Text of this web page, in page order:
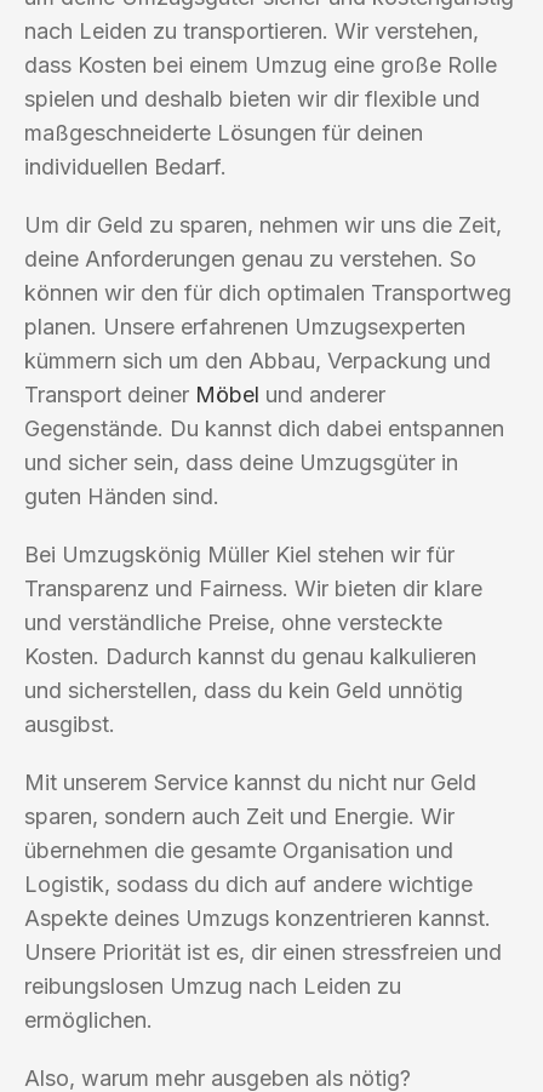
nach Leiden zu transportieren. Wir verstehen,
dass Kosten bei einem Umzug eine große Rolle
spielen und deshalb bieten wir dir flexible und
maßgeschneiderte Lösungen für deinen
individuellen Bedarf.
Um dir Geld zu sparen, nehmen wir uns die Zeit,
deine Anforderungen genau zu verstehen. So
können wir den für dich optimalen Transportweg
planen. Unsere erfahrenen Umzugsexperten
kümmern sich um den Abbau, Verpackung und
Transport deiner Möbel und anderer
Gegenstände. Du kannst dich dabei entspannen
und sicher sein, dass deine Umzugsgüter in
guten Händen sind.
Bei Umzugskönig Müller Kiel stehen wir für
Transparenz und Fairness. Wir bieten dir klare
und verständliche Preise, ohne versteckte
Kosten. Dadurch kannst du genau kalkulieren
und sicherstellen, dass du kein Geld unnötig
ausgibst.
Mit unserem Service kannst du nicht nur Geld
sparen, sondern auch Zeit und Energie. Wir
übernehmen die gesamte Organisation und
Logistik, sodass du dich auf andere wichtige
Aspekte deines Umzugs konzentrieren kannst.
Unsere Priorität ist es, dir einen stressfreien und
reibungslosen Umzug nach Leiden zu
ermöglichen.
Also, warum mehr ausgeben als nötig?